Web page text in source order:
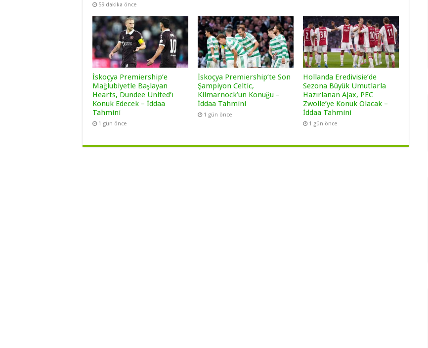
59 dakika önce
İskoçya Premiership’e
Mağlubiyetle Başlayan
Hearts, Dundee United’ı
Konuk Edecek – İddaa
Tahmini
1 gün önce
İskoçya Premiership’te Son
Şampiyon Celtic,
Kilmarnock’un Konuğu –
İddaa Tahmini
1 gün önce
Hollanda Eredivisie’de
Sezona Büyük Umutlarla
Hazırlanan Ajax, PEC
Zwolle’ye Konuk Olacak –
İddaa Tahmini
1 gün önce